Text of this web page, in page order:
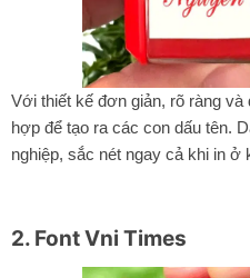
Với thiết kế đơn giản, rõ ràng và
hợp để tạo ra các con dấu tên.
nghiệp, sắc nét ngay cả khi in ở
2. Font Vni Times